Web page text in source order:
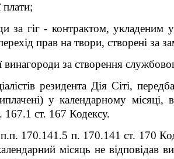
плати;
за гіг - контрактом,
прав на твори, створені за
винагороди за створення
резидента Дія Сіті,
у календарному
167.1 ст. 167 Кодексу.
170.141 .5 п. 170.141 ст. 170
місяць не